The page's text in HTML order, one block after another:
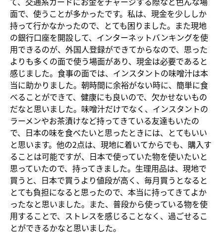
面で、使うことが多かったです。私は、現金を少ししか
持って行かなかったので、とても困りました。また現地
の銀行口座を開設して、インターネットバンキングを使
用できるのが、外国人登録ができてからなので、思った
よりも多くの面で使う場面があり、現金は必要であると
感じました。食事の面では、インスタントの味噌汁は本
当に助かりました。朝時間に余裕がない時に、簡単に食
べることができて、健康にも良いので、欠かせないもの
だなと思いました。味噌汁だけでなく、インスタントの
ラーメンやお茶漬けなど持ってきている友達もいたの
で、日本の味を食べたいと思ったときには、とてもいい
と思います。他の2点は、現地に着いてからでも、購入す
ることは可能ですが、日本で使っていた物を使いたいと
思っていたので、持ってきました。生理用品は、現地で
買うと、日本で買うより値段が高く、毎月買うとなると
とても負担になると思ったので、本当に持ってきてよか
ったなと思いました。また、普段から使っている物を使
用することで、ストレスを感じることなく、過ごせるこ
とができるかなと思いました。